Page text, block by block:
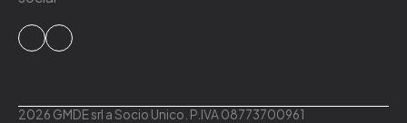
2026 GMDE srl a Socio Unico. P.IVA 08773700961